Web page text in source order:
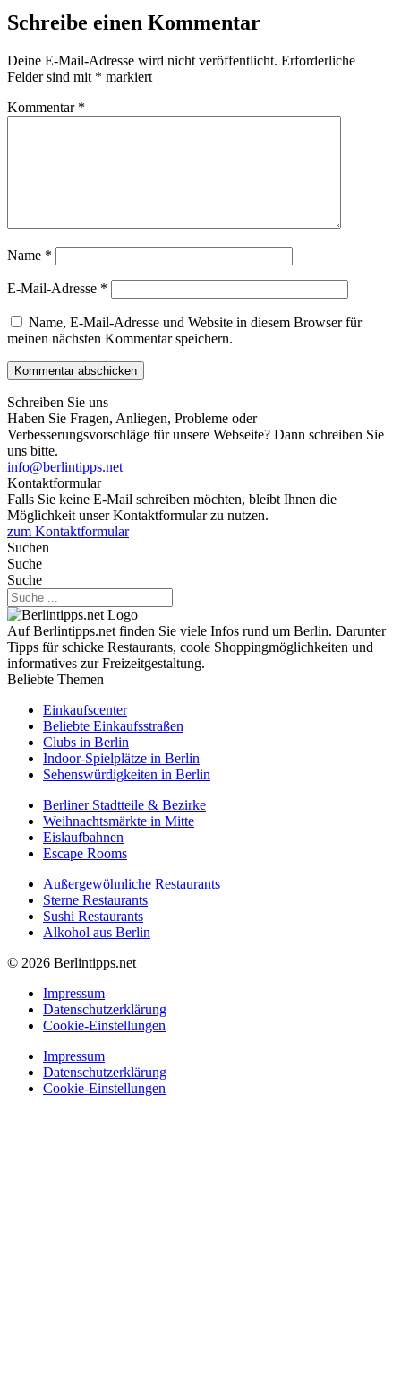
Schreibe einen Kommentar
Deine E-Mail-Adresse wird nicht veröffentlicht. Erforderliche
Felder sind mit * markiert
Kommentar *
Name *
E-Mail-Adresse *
Name, E-Mail-Adresse und Website in diesem Browser für
meinen nächsten Kommentar speichern.
Schreiben Sie uns
Haben Sie Fragen, Anliegen, Probleme oder
Verbesserungsvorschläge für unsere Webseite? Dann schreiben Sie
uns bitte.
info@berlintipps.net
Kontaktformular
Falls Sie keine E-Mail schreiben möchten, bleibt Ihnen die
Möglichkeit unser Kontaktformular zu nutzen.
zum Kontaktformular
Suchen
Suche
Suche
Auf Berlintipps.net finden Sie viele Infos rund um Berlin. Darunter
Tipps für schicke Restaurants, coole Shoppingmöglichkeiten und
informatives zur Freizeitgestaltung.
Beliebte Themen
Einkaufscenter
Beliebte Einkaufsstraßen
Clubs in Berlin
Indoor-Spielplätze in Berlin
Sehenswürdigkeiten in Berlin
Berliner Stadtteile & Bezirke
Weihnachtsmärkte in Mitte
Eislaufbahnen
Escape Rooms
Außergewöhnliche Restaurants
Sterne Restaurants
Sushi Restaurants
Alkohol aus Berlin
© 2026 Berlintipps.net
Impressum
Datenschutzerklärung
Cookie-Einstellungen
Impressum
Datenschutzerklärung
Cookie-Einstellungen